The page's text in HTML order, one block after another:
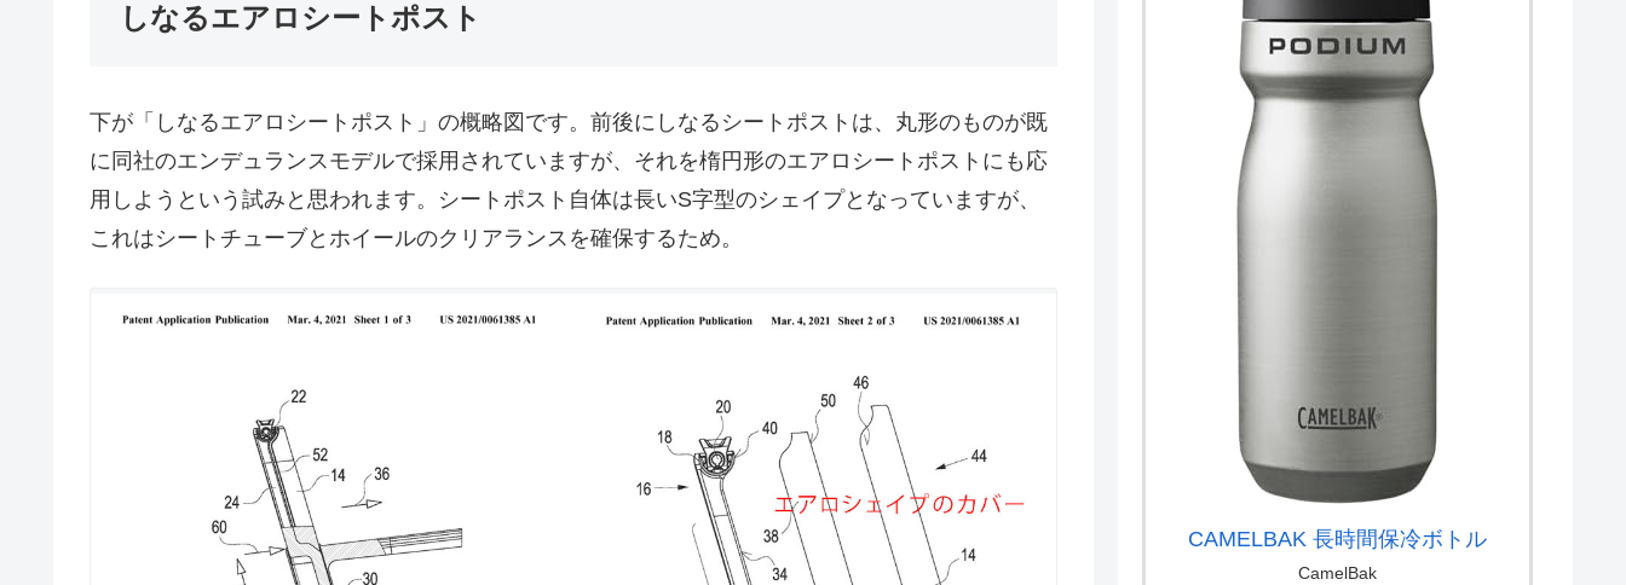
しなるエアロシートポスト
下が「しなるエアロシートポスト」の概略図です。前後にしなるシートポストは、丸形のものが既
に同社のエンデュランスモデルで採用されていますが、それを楕円形のエアロシートポストにも応
用しようという試みと思われます。シートポスト自体は長いS字型のシェイプとなっていますが、
これはシートチューブとホイールのクリアランスを確保するため。
CAMELBAK 長時間保冷ボトル
CamelBak